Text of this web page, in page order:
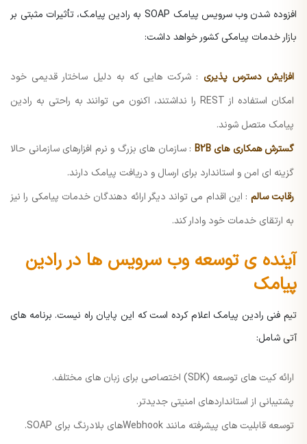
افزوده شدنوب سرویس پیامک
SOAP به رادین پیامک، تأثیرات مثبتی بر
بازار خدمات پیامکی کشور خواهد داشت:
افزایش دسترس پذیری : شرکت هایی که به دلیل ساختار قدیمی خود
امکان استفاده از REST را نداشتند، اکنون می توانند به راحتی به رادین
پیامک متصل شوند.
گسترش همکاری های B2B
: سازمان های بزرگ و نرم افزارهای سازمانی حالا
گزینه ای امن و استاندارد برای ارسال و دریافت پیامک دارند.
رقابت سالم : این اقدام می تواند دیگر ارائه دهندگان خدمات پیامکی را نیز
به ارتقای خدمات خود وادار کند.
آینده ی توسعه وب سرویس ها در رادین
پیامک
تیم فنی رادین پیامک اعلام کرده است که این پایان راه نیست. برنامه های
آتی شامل:
ارائه کیت های توسعه (SDK) اختصاصی برای زبان های مختلف.
پشتیبانی از استانداردهای امنیتی جدیدتر.
توسعه قابلیت های پیشرفته مانند Webhookهای بلادرنگ برای SOAP.